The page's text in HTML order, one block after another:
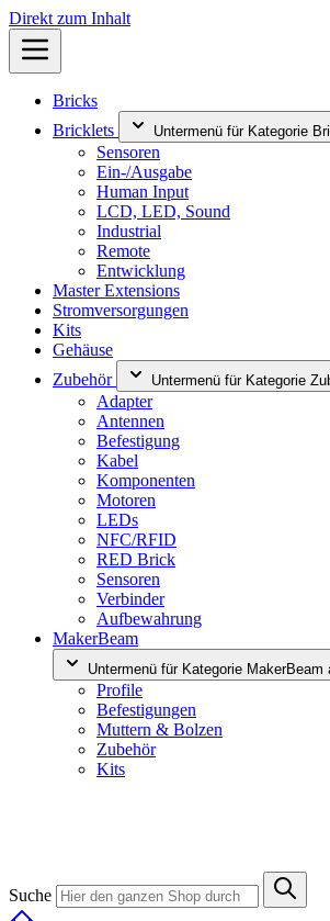
Direkt zum Inhalt
Bricks
Bricklets
Untermenü für Kategorie
Sensoren
Ein-/Ausgabe
Human Input
LCD, LED, Sound
Industrial
Remote
Entwicklung
Master Extensions
Stromversorgungen
Kits
Gehäuse
Zubehör
Untermenü für Kategorie
Adapter
Antennen
Befestigung
Kabel
Komponenten
Motoren
LEDs
NFC/RFID
RED Brick
Sensoren
Verbinder
Aufbewahrung
MakerBeam
Untermenü für Kategorie MakerBeam
Profile
Befestigungen
Muttern & Bolzen
Zubehör
Kits
Suche